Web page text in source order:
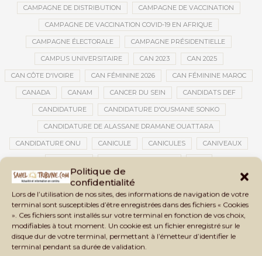
Politique de
confidentialité
Lors de l’utilisation de nos sites, des informations de navigation de votre
terminal sont susceptibles d’être enregistrées dans des fichiers « Cookies
». Ces fichiers sont installés sur votre terminal en fonction de vos choix,
modifiables à tout moment. Un cookie est un fichier enregistré sur le
disque dur de votre terminal, permettant à l’émetteur d’identifier le
terminal pendant sa durée de validation.
CAMPAGNE DE DISTRIBUTION CAMPAGNE DE VACCINATION
CAMPAGNE DE VACCINATION COVID-19 EN AFRIQUE
CAMPAGNE ÉLECTORALE CAMPAGNE PRÉSIDENTIELLE
CAMPUS UNIVERSITAIRE CAN 2023 CAN 2025
CAN CÔTE D'IVOIRE CAN FÉMININE 2026 CAN FÉMININE MAROC
CANADA CANAM CANCER DU SEIN CANDIDATS DEF
CANDIDATURE CANDIDATURE D'OUSMANE SONKO
CANDIDATURE DE ALASSANE DRAMANE OUATTARA
CANDIDATURE ONU CANICULE CANICULES CANIVEAUX
CAPITAINE IBRAHIM TRAORÉ CAPITAL HUMAIN CAPITAL SOCIAL
CAPITOLE CARBURANT CARBURANT MALI
CARTE D’IDENTITÉ BIOMÉTRIQUE CARTE NINA CARTONS ROUGES
CASABLANCA CATASTROPHE CATASTROPHE NATURELLE
CATASTROPHES CLIMATIQUES CATASTROPHES NATURELLES